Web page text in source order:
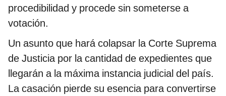
procedibilidad y procede sin someterse a
votación.
Un asunto que hará colapsar la Corte Suprema
de Justicia por la cantidad de expedientes que
llegarán a la máxima instancia judicial del país.
La casación pierde su esencia para convertirse